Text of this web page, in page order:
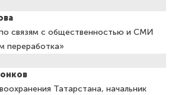
связям с общественностью и СМИ
переработка»
Татарстана, начальник